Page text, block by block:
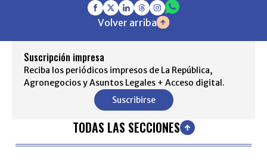
Volver arriba
Suscripción impresa
Reciba los periódicos impresos de La República,
Agronegocios y Asuntos Legales + Acceso digital.
Suscribirse
TODAS LAS SECCIONES